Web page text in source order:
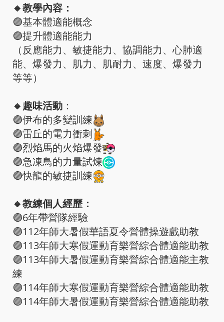
🔸教學內容：
🟣基本體適能概念
🟣提升體適能能力
（反應能力、敏捷能力、協調能力、心肺適
能、爆發力、肌力、肌耐力、速度、爆發力
等等）
🔸趣味活動 ：
🟣伊布的多變訓練
🟣雷丘的電力衝刺
🟣烈焰馬的火焰爆發
🟣急凍鳥的力量試煉
🟣快龍的敏捷訓練
🔸教練個人經歷：
🟣6年帶營隊經驗
🟣112年師大暑假華語夏令營體操遊戲助教
🟣113年師大寒假運動育樂營綜合體適能助教
🟣113年師大暑假運動育樂營綜合體適能主教
練
🟣114年師大寒假運動育樂營綜合體適能助教
🟣114年師大暑假運動育樂營綜合體適能助教